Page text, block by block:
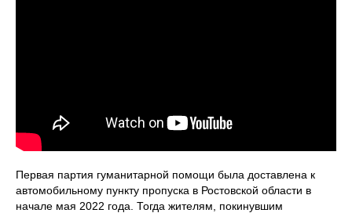
Первая партия гуманитарной помощи была доставлена к
автомобильному пункту пропуска в Ростовской области в
начале мая 2022 года. Тогда жителям, покинувшим